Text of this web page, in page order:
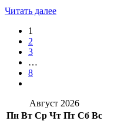
Читать далее
1
2
3
…
8
Август 2026
Пн Вт Ср Чт Пт Сб Вс